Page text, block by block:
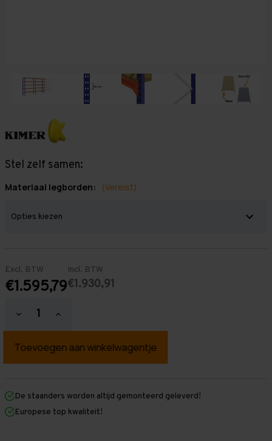
Stel zelf samen:
Materiaal legborden: (Vereist)
Excl. BTW
€1.595,79
Incl. BTW
€1.930,91
Hoeveelheid
verlagen
Grootvakstelling
mm
mm
x
600
Hoeveelheid
verhogen
Grootvakstelling
mm
mm
600
De staanders worden altijd gemonteerd geleverd!
Europese top kwaliteit!